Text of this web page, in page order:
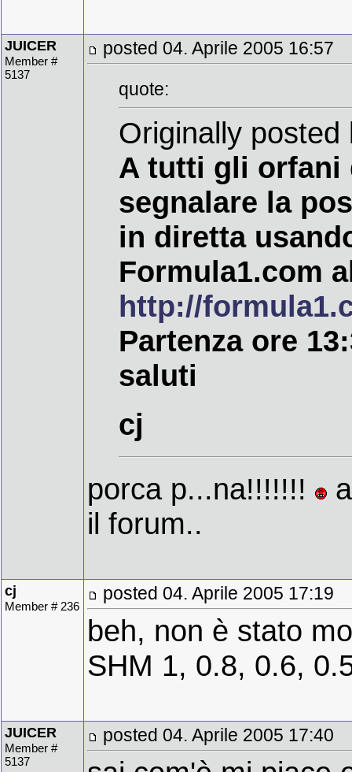
JUICER
Member #
5137
posted 04. Aprile 2005 16:57
quote:
Originally posted
A tutti gli orfani
segnalare la
in diretta
Formula1.com
http://
Partenza ore
saluti
cj
porca p...na!!!!!!!
il forum..
cj
Member # 236
posted 04. Aprile 2005 17:19
beh, non è stato
SHM 1, 0.8, 0.6,
JUICER
Member #
5137
posted 04. Aprile 2005 17:40